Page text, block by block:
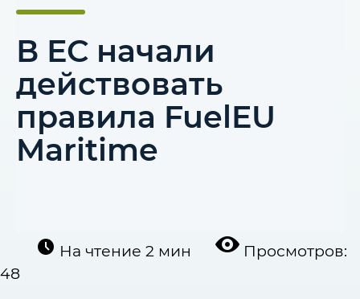
В ЕС начали
действовать
правила FuelEU
Maritime
На чтение 2 мин
Просмотров:
48